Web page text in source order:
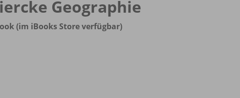
Geographie
(im iBooks Store verfügbar)